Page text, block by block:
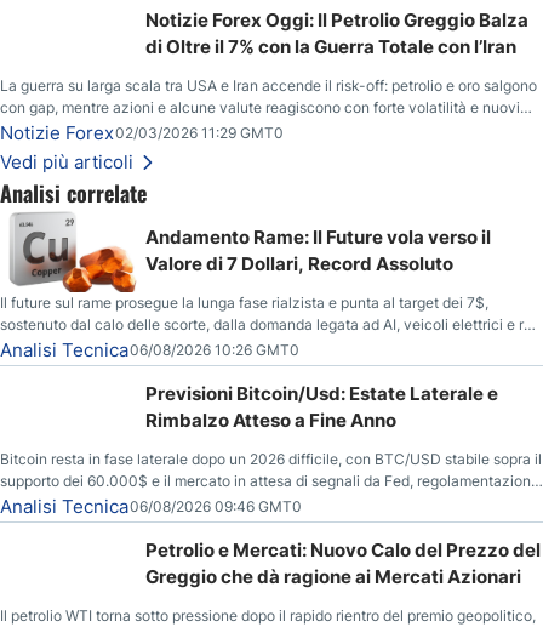
Notizie Forex Oggi: Il Petrolio Greggio Balza
di Oltre il 7% con la Guerra Totale con l’Iran
La guerra su larga scala tra USA e Iran accende il risk-off: petrolio e oro salgono
con gap, mentre azioni e alcune valute reagiscono con forte volatilità e nuovi
livelli da monitorare.
Notizie Forex02/03/2026 11:29 GMT0
Vedi più articoli
Analisi correlate
Andamento Rame: Il Future vola verso il
Valore di 7 Dollari, Record Assoluto
Il future sul rame prosegue la lunga fase rialzista e punta al target dei 7$,
sostenuto dal calo delle scorte, dalla domanda legata ad AI, veicoli elettrici e reti
energetiche, e dai timori di deficit produttivo dal 2028.
Analisi Tecnica06/08/2026 10:26 GMT0
Previsioni Bitcoin/Usd: Estate Laterale e
Rimbalzo Atteso a Fine Anno
Bitcoin resta in fase laterale dopo un 2026 difficile, con BTC/USD stabile sopra il
supporto dei 60.000$ e il mercato in attesa di segnali da Fed, regolamentazione
USA ed elezioni di medio termine.
Analisi Tecnica06/08/2026 09:46 GMT0
Petrolio e Mercati: Nuovo Calo del Prezzo del
Greggio che dà ragione ai Mercati Azionari
Il petrolio WTI torna sotto pressione dopo il rapido rientro del premio geopolitico,